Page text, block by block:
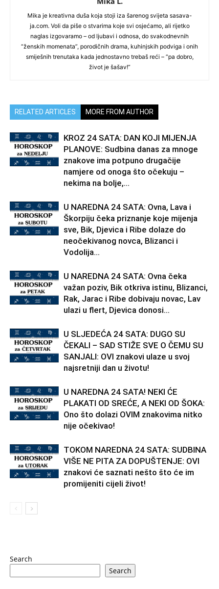
Mika je kreativna duša koja stoji iza šarenog svijeta sasava-
ja.com. Voli da piše o stvarima koje svi osjećamo, ali rijetko
naglas izgovaramo – od ljubavi i odnosa, do svakodnevnih
“ženskih momenata”, porodičnih drama, kuhinjskih podviga i onih
smiješnih trenutaka kada jednostavno trebaš reći – “pa dobro,
život je šašav!”
RELATED ARTICLES MORE FROM AUTHOR
KROZ 24 SATA: DAN KOJI MIJENJA
PLANOVE: Sudbina danas za mnoge
znakove ima potpuno drugačije
namjere od onoga što očekuju –
nekima na bolje,...
U NAREDNA 24 SATA: Ovna, Lava i
Škorpiju čeka priznanje koje mijenja
sve, Bik, Djevica i Ribe dolaze do
neočekivanog novca, Blizanci i
Vodolija...
U NAREDNA 24 SATA: Ovna čeka
važan poziv, Bik otkriva istinu, Blizanci,
Rak, Jarac i Ribe dobivaju novac, Lav
ulazi u flert, Djevica donosi...
U SLJEDEĆA 24 SATA: DUGO SU
ČEKALI – SAD STIŽE SVE O ČEMU SU
SANJALI: OVI znakovi ulaze u svoj
najsretniji dan u životu!
U NAREDNA 24 SATA! NEKI ĆE
PLAKATI OD SREĆE, A NEKI OD ŠOKA:
Ono što dolazi OVIM znakovima nitko
nije očekivao!
TOKOM NAREDNA 24 SATA: SUDBINA
VIŠE NE PITA ZA DOPUŠTENJE: OVI
znakovi će saznati nešto što će im
promijeniti cijeli život!
Search
Search